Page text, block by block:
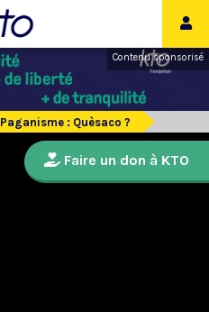
Contenu sponsorisé
Paganisme : Quèsaco ?
Faire un don à KTO